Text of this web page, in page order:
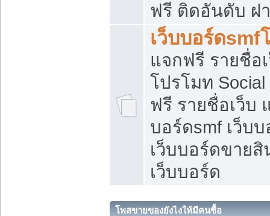
ฟรี ติดอันดับ ฝ
เว็บบอร์ดsmf
แจกฟรี รายชื่อ
โปรโมท
ฟรี รายชื่อเว็บ
บอร์ดsmf เว็บ
เว็บบอร์ดขาย
เว็บบอร์ด
โพสขายของยังไงให้มีคนซื้อ